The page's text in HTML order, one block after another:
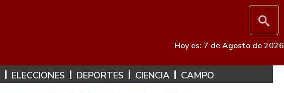
Hoy es: 7 de Agosto de 2026
ELECCIONES DEPORTES CIENCIA CAMPO